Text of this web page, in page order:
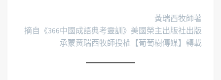
黃瑞西牧師著
摘自《366中國成語典考靈訓》美國榮主出版社出版
承蒙黃瑞西牧師授權【葡萄樹傳媒】轉載